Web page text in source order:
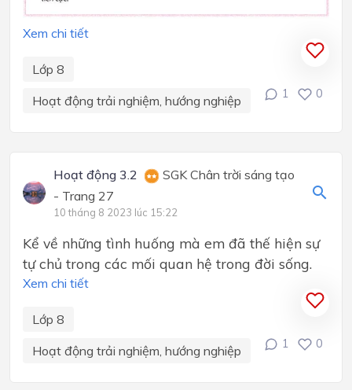
Xem chi tiết
Lớp 8
Hoạt động trải nghiệm, hướng nghiệp
1 0
Hoạt động 3.2
SGK Chân trời sáng tạo
- Trang 27
10 tháng 8 2023 lúc 15:22
Kể về những tình huống mà em đã thế hiện sự
tự chủ trong các mối quan hệ trong đời sống.
Xem chi tiết
Lớp 8
Hoạt động trải nghiệm, hướng nghiệp
1 0